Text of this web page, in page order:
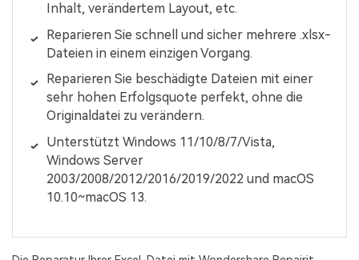
Inhalt, verändertem Layout, etc.
Reparieren Sie schnell und sicher mehrere .xlsx-
Dateien in einem einzigen Vorgang.
Reparieren Sie beschädigte Dateien mit einer
sehr hohen Erfolgsquote perfekt, ohne die
Originaldatei zu verändern.
Unterstützt Windows 11/10/8/7/Vista,
Windows Server
2003/2008/2012/2016/2019/2022 und macOS
10.10~macOS 13.